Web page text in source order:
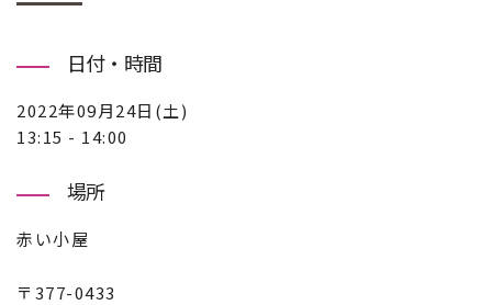
日付・時間
2022年09月24日(土)
13:15 - 14:00
場所
赤い小屋
〒377-0433